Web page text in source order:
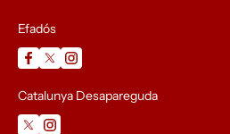
Efadós
Catalunya Desapareguda